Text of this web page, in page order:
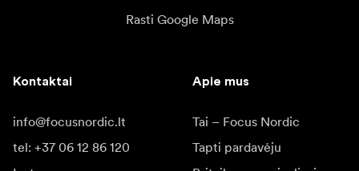
Rasti Google Maps
Kontaktai
info@focusnordic.lt
tel: +37 06 12 86 120
Apie mus
Tai – Focus Nordic
Tapti pardavėju